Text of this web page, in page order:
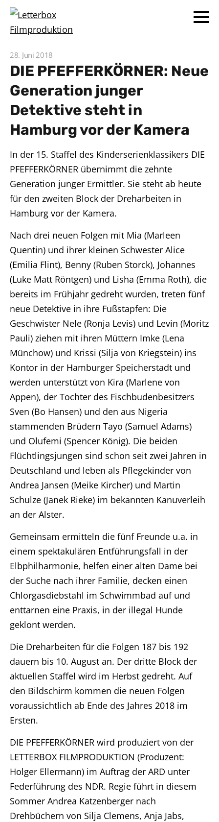
28. Juni 2018
DIE PFEFFERKÖRNER: Neue
Generation junger
Detektive steht in
Hamburg vor der Kamera
In der 15. Staffel des Kinderserienklassikers DIE
PFEFFERKÖRNER übernimmt die zehnte
Generation junger Ermittler. Sie steht ab heute
für den zweiten Block der Dreharbeiten in
Hamburg vor der Kamera.
Nach drei neuen Folgen mit Mia (Marleen
Quentin) und ihrer kleinen Schwester Alice
(Emilia Flint), Benny (Ruben Storck), Johannes
(Luke Matt Röntgen) und Lisha (Emma Roth), die
bereits im Frühjahr gedreht wurden, treten fünf
neue Detektive in ihre Fußstapfen: Die
Geschwister Nele (Ronja Levis) und Levin (Moritz
Pauli) ziehen mit ihren Müttern Imke (Lena
Münchow) und Krissi (Silja von Kriegstein) ins
Kontor in der Hamburger Speicherstadt und
werden unterstützt von Kira (Marlene von
Appen), der Tochter des Fischbudenbesitzers
Sven (Bo Hansen) und den aus Nigeria
stammenden Brüdern Tayo (Samuel Adams)
und Olufemi (Spencer König). Die beiden
Flüchtlingsjungen sind schon seit zwei Jahren in
Deutschland und leben als Pflegekinder von
Andrea Jansen (Meike Kircher) und Martin
Schulze (Janek Rieke) im bekannten Kanuverleih
an der Alster.
Gemeinsam ermitteln die fünf Freunde u.a. in
einem spektakulären Entführungsfall in der
Elbphilharmonie, helfen einer alten Dame bei
der Suche nach ihrer Familie, decken einen
Chlorgasdiebstahl im Schwimmbad auf und
enttarnen eine Praxis, in der illegal Hunde
geklont werden.
Die Dreharbeiten für die Folgen 187 bis 192
dauern bis 10. August an. Der dritte Block der
aktuellen Staffel wird im Herbst gedreht. Auf
den Bildschirm kommen die neuen Folgen
voraussichtlich ab Ende des Jahres 2018 im
Ersten.
DIE PFEFFERKÖRNER wird produziert von der
LETTERBOX FILMPRODUKTION (Produzent:
Holger Ellermann) im Auftrag der ARD unter
Federführung des NDR. Regie führt in diesem
Sommer Andrea Katzenberger nach
Drehbüchern von Silja Clemens, Anja Jabs,
Home
Unternehmen
Produktionen
Presse
Karriere
Kontakt